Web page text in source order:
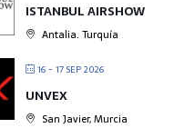
ISTANBUL AIRSHOW
Antalia. Turquía
16 - 17 SEP 2026
UNVEX
San Javier, Murcia